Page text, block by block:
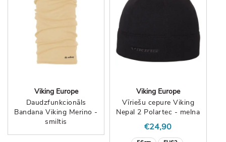
Viking Europe
Daudzfunkcionāls
Bandana Viking Merino -
smiltis
Viking Europe
Vīriešu cepure Viking
Nepal 2 Polartec - melna
€24,90